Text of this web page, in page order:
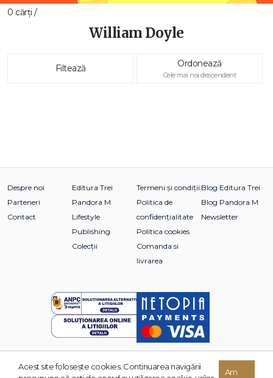
0 cărți /
William Doyle
Filtează Ordonează
Cele mai noi descendent
Despre noi
Parteneri
Contact
Editura Trei
Pandora M
Lifestyle
Publishing
Colecții
Termeni și condiții
Politica de
confidențialitate
Politica cookies
Comanda si
livrarea
Blog Editura Trei
Blog Pandora M
Newsletter
© 2026 Grupul Editorial TREI. Toate drepturile rezervate.
Acest site foloseşte cookies. Continuarea navigării
Am